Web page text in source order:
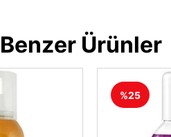
Benzer Ürünler
%25